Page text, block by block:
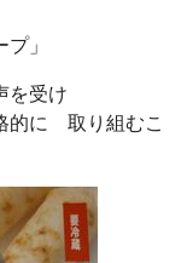
」
を受け
的に 取り組むこ